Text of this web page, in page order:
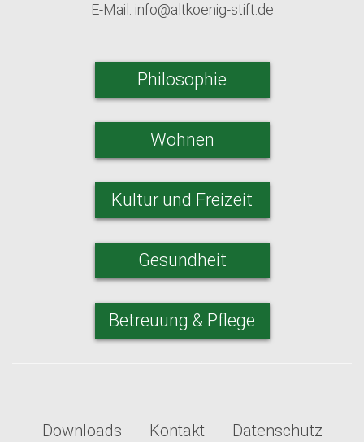
E-Mail: info@altkoenig-stift.de
Philosophie
Wohnen
Kultur und Freizeit
Gesundheit
Betreuung & Pflege
Downloads Kontakt Datenschutz